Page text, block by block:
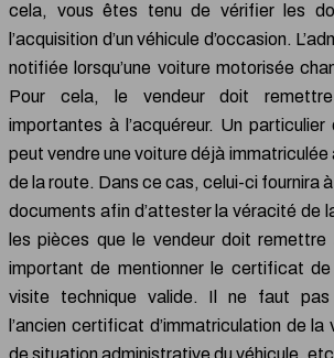
cela, vous êtes tenu de vérifier les
l’acquisition d’un véhicule d’occasion.
notifiée lorsqu’une voiture motorisée
Pour cela, le vendeur doit
importantes à l’acquéreur. Un particulier
peut vendre une voiture déjà immatriculée
de la route. Dans ce cas, celui-ci fournira
documents afin d’attester la véracité de
les pièces que le vendeur doit remettre
important de mentionner le certificat
visite technique valide. Il ne faut pas
l’ancien certificat d’immatriculation de